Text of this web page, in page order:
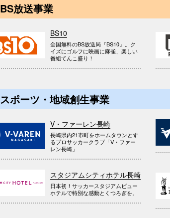
BS放送事業
BS10
全国無料のBS放送局『BS10』。ク
イズにゴルフに映画に麻雀、楽しい
番組てんこ盛り！
スポーツ・地域創生事業
V・ファーレン長崎
長崎県内21市町をホームタウンとす
るプロサッカークラブ「V・ファー
レン長崎」
スタジアムシティホテル長崎
日本初！サッカースタジアムビュー
ホテルで特別な感動とくつろぎを。